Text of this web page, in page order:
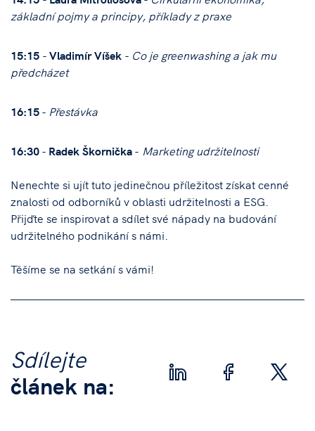
základní pojmy a principy, příklady z praxe
15:15 -Vladimír Víšek - Co je greenwashing a jak mu
předcházet
16:15- Přestávka
16:30- Radek Škornička- Marketing udržitelnosti
Nenechte si ujít tuto jedinečnou příležitost získat cenné
znalosti od odborníků v oblasti udržitelnosti a ESG.
Přijďte se inspirovat a sdílet své nápady na budování
udržitelného podnikání s námi.
Těšíme se na setkání s vámi!
Sdílejte
článek na: